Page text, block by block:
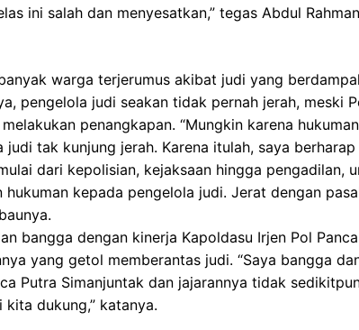
ini salah dan menyesatkan,” tegas Abdul
warga terjerumus akibat judi yang
pengelola judi seakan tidak pernah jerah, meski
penangkapan. “Mungkin karena
judi tak kunjung jerah. Karena itulah, saya
dari kepolisian, kejaksaan hingga pengadilan,
hukuman kepada pengelola judi. Jerat dengan
bangga dengan kinerja Kapoldasu Irjen Pol
yang getol memberantas judi. “Saya bangga
Putra Simanjuntak dan jajarannya tidak
dukung,” katanya.